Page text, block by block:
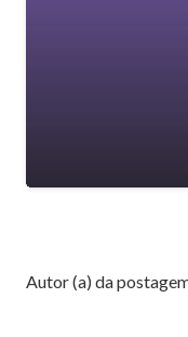
Autor (a) da